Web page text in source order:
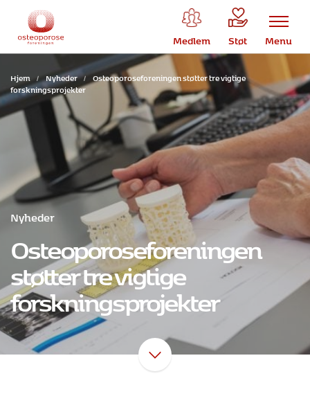
Medlem Støt Menu
Hjem / Nyheder / Osteoporoseforeningen støtter tre vigtige
forskningsprojekter
Nyheder
Osteoporoseforeningen
støtter tre vigtige
forskningsprojekter